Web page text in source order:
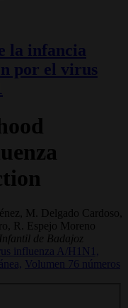
la infancia
por el virus
M. Delgado Cardoso,
R. Espejo Moreno
de Badajoz
influenza A/H1N1,
Volumen 76 números